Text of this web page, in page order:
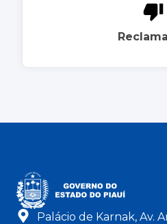
Palácio de Karnak, Av.